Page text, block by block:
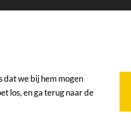
dat we bij hem mogen
los, en ga terug naar de